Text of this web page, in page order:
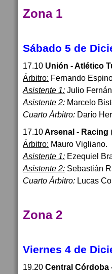
Zona 1
Sábado 5 de
17.10 Unión - Atlético
Árbitro: Fernando
Asistente 1: Julio
Asistente 2: Marcelo
Cuarto Árbitro: Darío
17.10Arsenal - Racing
Árbitro: Mauro Vigliano.
Asistente 1: Ezequiel
Asistente 2: Sebastián
Cuarto Árbitro: Lucas
Zona 2
Viernes 4 de
19.20 Central Córdoba